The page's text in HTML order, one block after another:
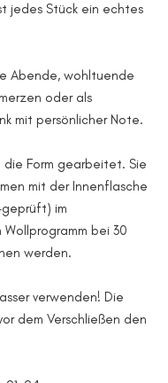
jedes Stück ein echtes
Abende, wohltuende
oder als
mit persönlicher Note.
die Form gearbeitet. Sie
mit der Innenflasche
im
bei 30
werden.
verwenden! Die
dem Verschließen den